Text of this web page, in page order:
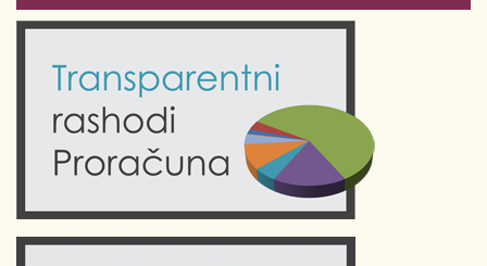
Odluke Grada Krka (Službene novine PGŽ)
Obrazovanje
Komunalne usluge
Krk 360° VR panorama
Krk uživo
Fotogalerije
Kalendar događanja
Turistička zajednica otoka Krka